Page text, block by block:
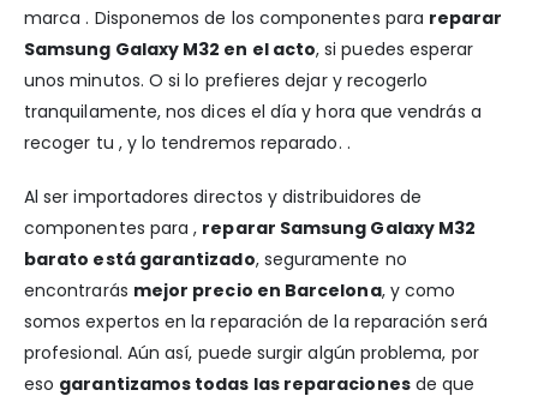
marca . Disponemos de los componentes para reparar
Samsung Galaxy M32 en el acto, si puedes esperar
unos minutos. O si lo prefieres dejar y recogerlo
tranquilamente, nos dices el día y hora que vendrás a
recoger tu , y lo tendremos reparado. .
Al ser importadores directos y distribuidores de
componentes para , reparar Samsung Galaxy M32
barato está garantizado, seguramente no
encontrarás mejor precio en Barcelona, y como
somos expertos en la reparación de la reparación será
profesional. Aún así, puede surgir algún problema, por
eso garantizamos todas las reparacionesde que